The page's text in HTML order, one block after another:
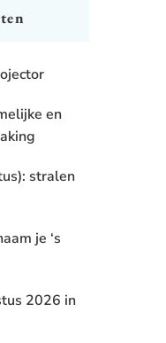
en
stralen
je ‘s
2026 in